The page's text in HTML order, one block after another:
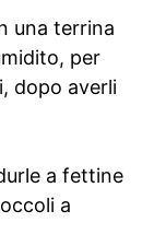
una terrina
per
dopo averli
a fettine
a